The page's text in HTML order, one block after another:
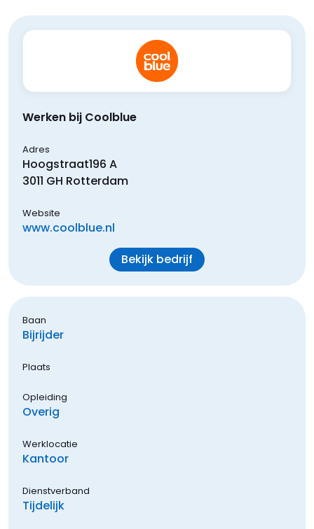
Werken bij Coolblue
Adres
Hoogstraat196 A
3011 GH Rotterdam
Website
www.coolblue.nl
Bekijk bedrijf
Baan
Bijrijder
Plaats
Opleiding
Overig
Werklocatie
Kantoor
Dienstverband
Tijdelijk